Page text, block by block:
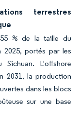
terrestres
% de la taille du
portés par les
L'offshore
2031, la production
dans les blocs
sur une base